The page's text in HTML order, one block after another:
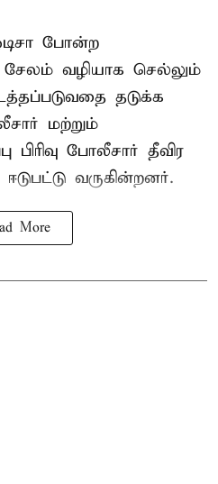
போன்ற
சேலம் வழியாக செல்லும்
தடுக்க
மற்றும்
போலீசார் தீவிர
வருகின்றனர்.
More